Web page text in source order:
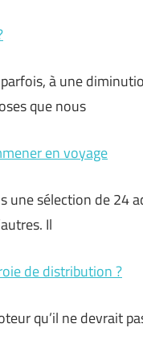
à une
que nous
en voyage
une sélection de 24
Il
de distribution ?
qu’il ne devrait